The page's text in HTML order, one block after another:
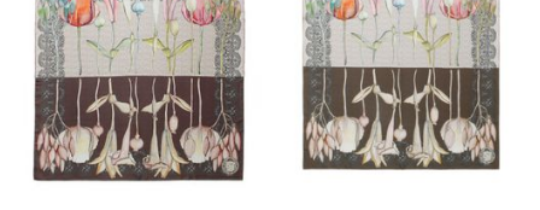
価格の低い
順
人気順
売上点数順